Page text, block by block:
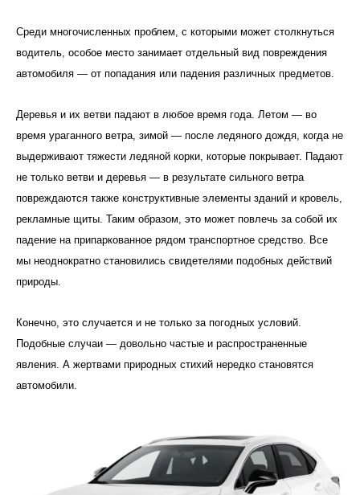
Среди многочисленных проблем, с которыми может столкнуться
водитель, особое место занимает отдельный вид повреждения
автомобиля — от попадания или падения различных предметов.
Деревья и их ветви падают в любое время года. Летом — во
время ураганного ветра, зимой — после ледяного дождя, когда не
выдерживают тяжести ледяной корки, которые покрывает. Падают
не только ветви и деревья — в результате сильного ветра
повреждаются также конструктивные элементы зданий и кровель,
рекламные щиты. Таким образом, это может повлечь за собой их
падение на припаркованное рядом транспортное средство. Все
мы неоднократно становились свидетелями подобных действий
природы.
Конечно, это случается и не только за погодных условий.
Подобные случаи — довольно частые и распространенные
явления. А жертвами природных стихий нередко становятся
автомобили.